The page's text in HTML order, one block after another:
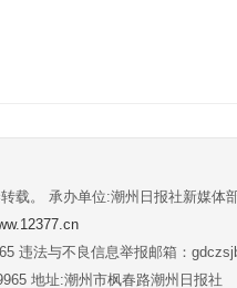
载。 承办单位:潮州日报社新媒体
违法与不良信息举报邮箱：
地址:潮州市枫春路潮州日报社